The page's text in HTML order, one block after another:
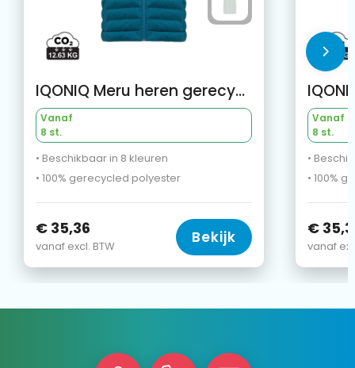
IQONIQ Meru heren gerecycled polyester bodywarmer
Vanaf
8 st.
• Beschikbaar in 8 kleuren
• 100% gerecycled polyester
€ 35,36
vanaf excl. BTW Bekijk
Vanaf
8 st.
•
• 100%
€
vanaf